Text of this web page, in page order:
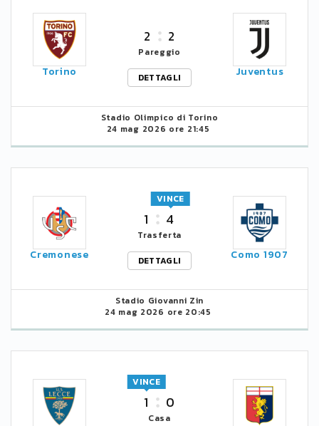
Torino
2 2
Pareggio
DETTAGLI
Juventus
Stadio Olimpico di Torino
24 mag 2026 ore 21:45
Cremonese
1 4
VINCE
Trasferta
DETTAGLI
Como 1907
Stadio Giovanni Zin
24 mag 2026 ore 20:45
1
VINCE
0
Casa